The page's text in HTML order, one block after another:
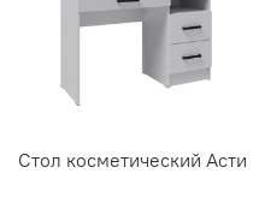
Стол косметический Асти